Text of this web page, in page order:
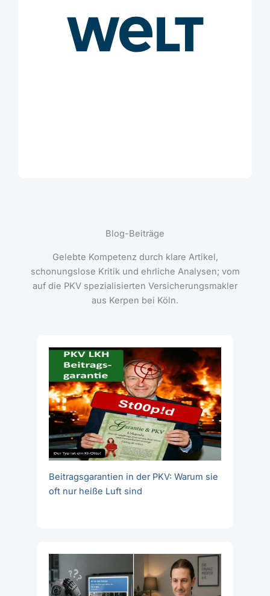
Blog-Beiträge
Gelebte Kompetenz durch klare Artikel,
schonungslose Kritik und ehrliche Analysen; vom
auf die PKV spezialisierten Versicherungsmakler
aus Kerpen bei Köln.
Beitragsgarantien in der PKV: Warum sie
oft nur heiße Luft sind